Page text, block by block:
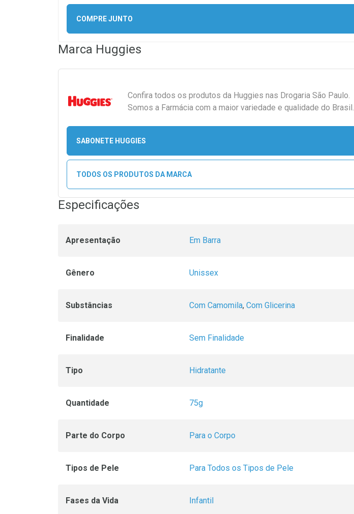
COMPRE JUNTO
Marca Huggies
Confira todos os produtos da Huggies nas Drogaria São Paulo.
Somos a Farmácia com a maior variedade e qualidade do Brasil.
SABONETE HUGGIES
TODOS OS PRODUTOS DA MARCA
Especificações
Apresentação Em Barra
Gênero Unissex
Substâncias Com Camomila, Com Glicerina
Finalidade Sem Finalidade
Tipo Hidratante
Quantidade 75g
Parte do Corpo Para o Corpo
Tipos de Pele Para Todos os Tipos de Pele
Fases da Vida Infantil